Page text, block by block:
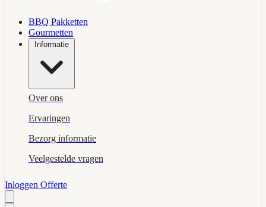
BBQ Pakketten
Gourmetten
Informatie
Over ons
Ervaringen
Bezorg informatie
Veelgestelde vragen
Inloggen Offerte